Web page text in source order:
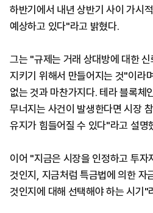
하반기에서 내년 상반기 사이 가시
예상하고 있다"라고 밝혔다.
그는 "규제는 거래 상대방에 대한
지키기 위해서 만들어지는 것"이라
없는 것과 마찬가지다. 테라 블록체
무너지는 사건이 발생한다면 시장
유지가 힘들어질 수 있다"라고 설명
이어 "지금은 시장을 인정하고 투자
것인지, 지금처럼 특금법에 의한 자
것인지에 대해 선택해야 하는 시기"